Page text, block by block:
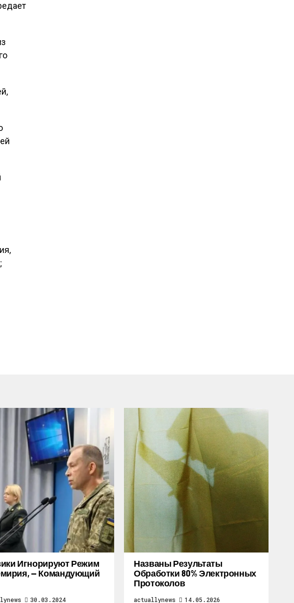
Игнорируют Режим
— Командующий
30.03.2024
Названы Результаты
Обработки 80% Электронных
Протоколов
actuallynews 14.05.2026